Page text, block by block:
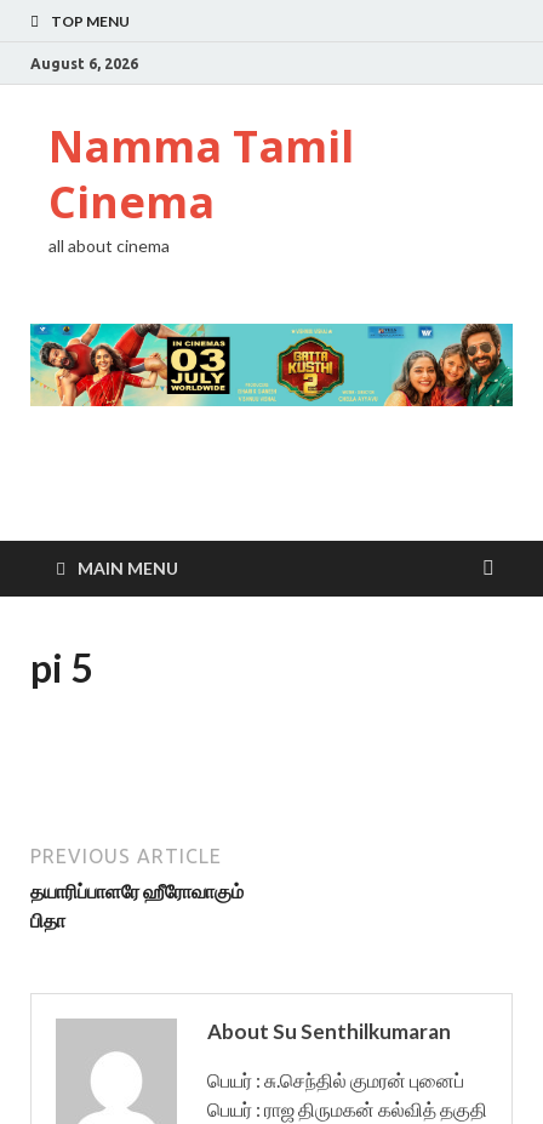
TOP MENU
August 6, 2026
Namma Tamil
Cinema
all about cinema
MAIN MENU
pi 5
PREVIOUS ARTICLE
தயாரிப்பாளரே ஹீரோவாகும்
பிதா
About Su Senthilkumaran
பெயர் : சு.செந்தில் குமரன் புனைப்
பெயர் : ராஜ திருமகன் கல்வித் தகுதி